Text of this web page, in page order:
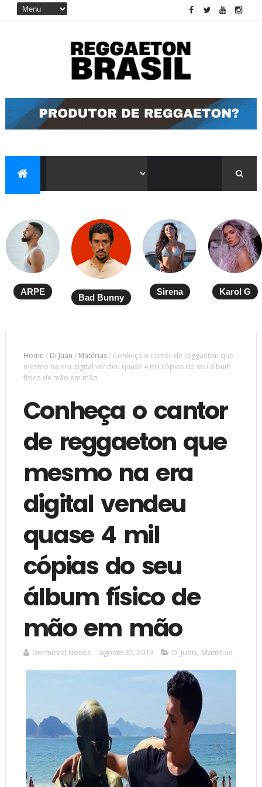
ARPE
Bad Bunny
Sirena Karol G
Home / Di Juan / Matérias/ Conheça o cantor de reggaeton que
mesmo na era digital vendeu quase 4 mil cópias do seu álbum
físico de mão em mão
Conheça o cantor
de reggaeton que
mesmo na era
digital vendeu
quase 4 mil
cópias do seu
álbum físico de
mão em mão
Dermeval Neves agosto 30, 2019 Di Juan, Matérias